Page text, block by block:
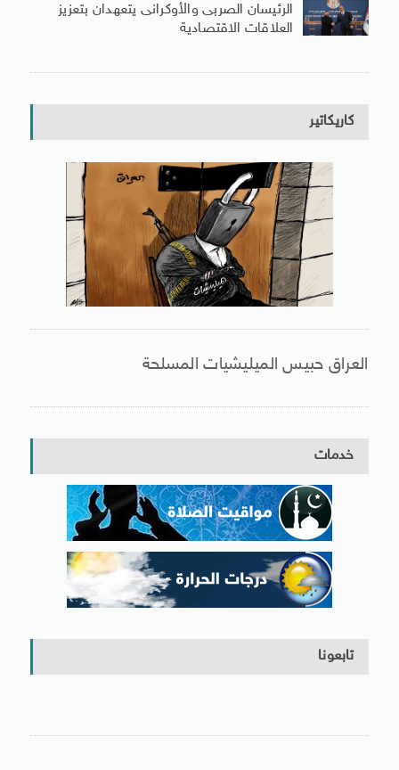
الرئيسان الصربى والأوكرانى يتعهدان بتعزيز
العلاقات الاقتصادية
كاريكاتير
العراق حبيس الميليشيات المسلحة
خدمات
تابعونا